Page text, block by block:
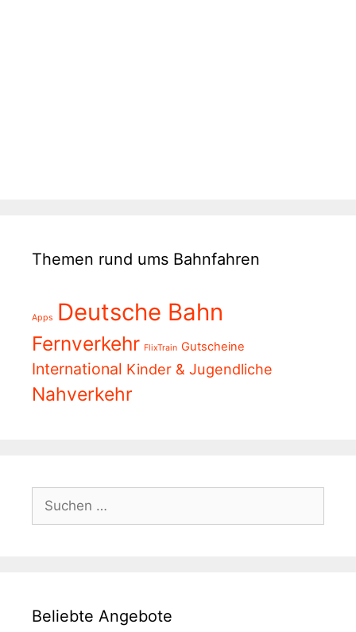
Themen rund ums Bahnfahren
Apps Deutsche Bahn
Fernverkehr FlixTrain Gutscheine
International Kinder & Jugendliche
Nahverkehr
Suchen
nach:
Beliebte Angebote